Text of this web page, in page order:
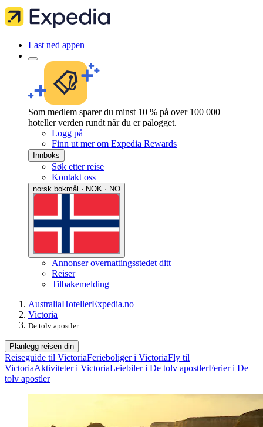
Last ned appen
Som medlem sparer du minst 10 % på over 100 000
hoteller verden rundt når du er pålogget.
Logg på
Finn ut mer om Expedia Rewards
Innboks
Søk etter reise
Kontakt oss
norsk bokmål · NOK · NO
Annonser overnattingsstedet ditt
Reiser
Tilbakemelding
AustraliaHotellerExpedia.no
Victoria
De tolv apostler
Planlegg reisen din
Reiseguide til VictoriaFerieboliger i VictoriaFly til
VictoriaAktiviteter i VictoriaLeiebiler i De tolv apostlerFerier i De
tolv apostler